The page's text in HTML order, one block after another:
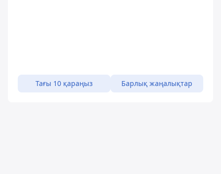
Тағы 10 қараңыз Барлық жаңалықтар